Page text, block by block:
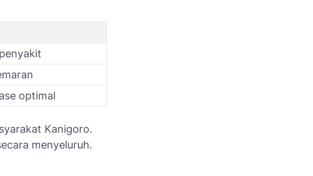
optimal
Kanigoro.
menyeluruh.